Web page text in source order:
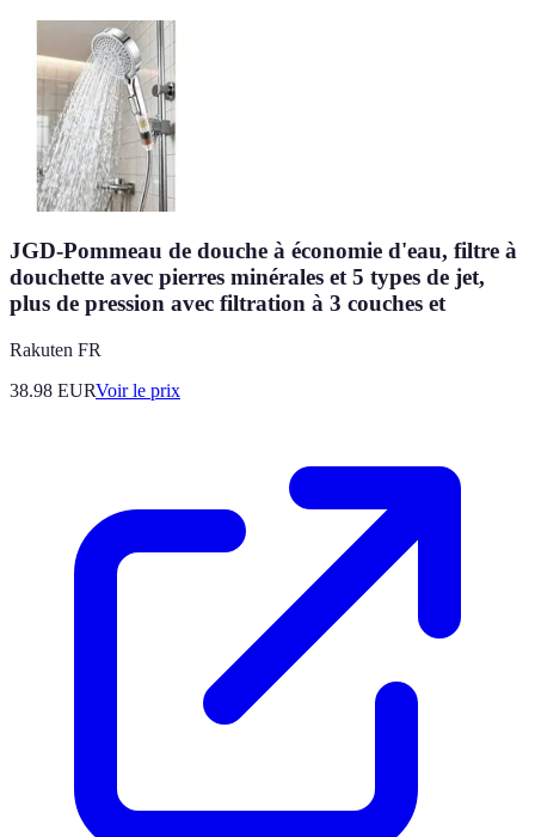
JGD-Pommeau de douche à économie d'eau, filtre à
douchette avec pierres minérales et 5 types de jet,
plus de pression avec filtration à 3 couches et
Rakuten FR
38.98 EURVoir le prix